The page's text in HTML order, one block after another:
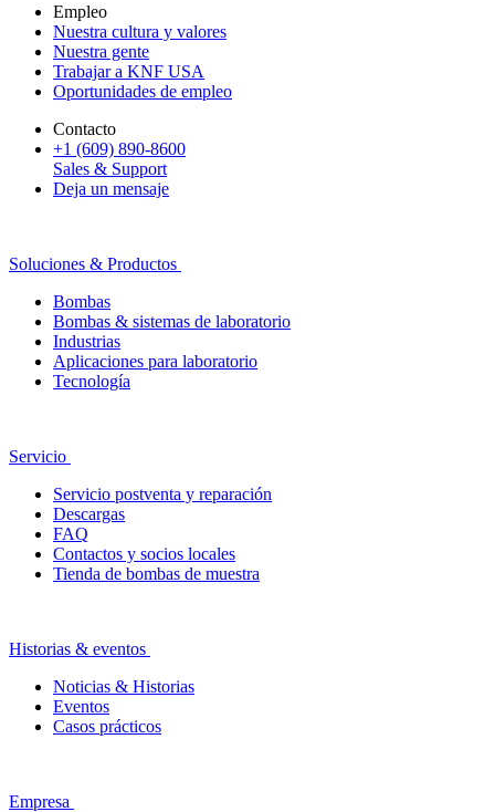
Empleo
Nuestra cultura y valores
Nuestra gente
Trabajar a KNF USA
Oportunidades de empleo
Contacto
+1 (609) 890-8600
Sales & Support
Deja un mensaje
Soluciones & Productos
Bombas
Bombas & sistemas de laboratorio
Industrias
Aplicaciones para laboratorio
Tecnología
Servicio
Servicio postventa y reparación
Descargas
FAQ
Contactos y socios locales
Tienda de bombas de muestra
Historias & eventos
Noticias & Historias
Eventos
Casos prácticos
Empresa